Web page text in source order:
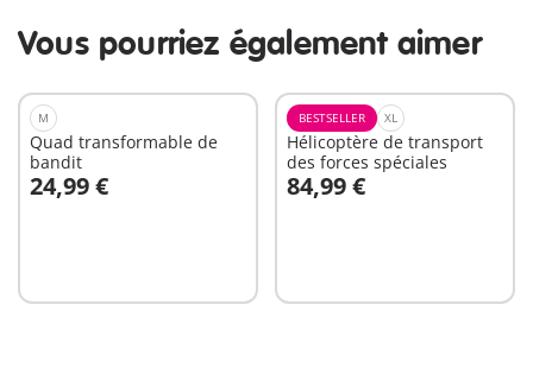
Vous pourriez également aimer
M
Quad transformable de
bandit
24,99 €
Au panier
BESTSELLER XL
Hélicoptère de transport
des forces spéciales
84,99 €
Au panier